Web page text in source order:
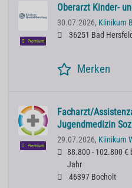
Premium
Oberarzt Kinder-
30.07.2026, Klinikum
36251 Bad Hersfeld
Merken
Premium
Facharzt/
Jugendmedizin
29.07.2026, Klinikum
88.800 - 102.800 €
Jahr
46397 Bocholt